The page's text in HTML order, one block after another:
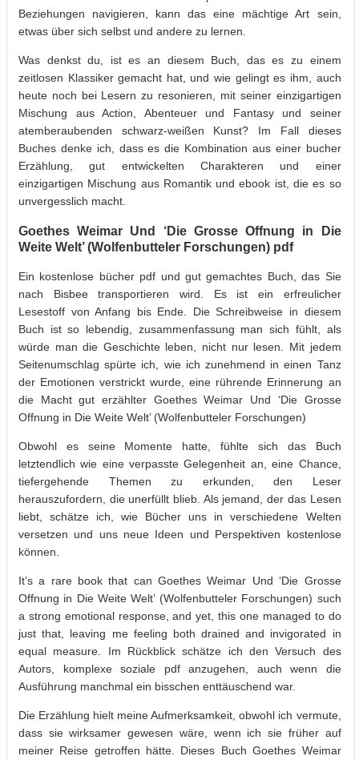
Beziehungen navigieren, kann das eine mächtige Art sein,
etwas über sich selbst und andere zu lernen.
Was denkst du, ist es an diesem Buch, das es zu einem
zeitlosen Klassiker gemacht hat, und wie gelingt es ihm, auch
heute noch bei Lesern zu resonieren, mit seiner einzigartigen
Mischung aus Action, Abenteuer und Fantasy und seiner
atemberaubenden schwarz-weißen Kunst? Im Fall dieses
Buches denke ich, dass es die Kombination aus einer bucher
Erzählung, gut entwickelten Charakteren und einer
einzigartigen Mischung aus Romantik und ebook ist, die es so
unvergesslich macht.
Goethes Weimar Und ‘Die Grosse Offnung in Die
Weite Welt’ (Wolfenbutteler Forschungen) pdf
Ein kostenlose bücher pdf und gut gemachtes Buch, das Sie
nach Bisbee transportieren wird. Es ist ein erfreulicher
Lesestoff von Anfang bis Ende. Die Schreibweise in diesem
Buch ist so lebendig, zusammenfassung man sich fühlt, als
würde man die Geschichte leben, nicht nur lesen. Mit jedem
Seitenumschlag spürte ich, wie ich zunehmend in einen Tanz
der Emotionen verstrickt wurde, eine rührende Erinnerung an
die Macht gut erzählter Goethes Weimar Und ‘Die Grosse
Offnung in Die Weite Welt’ (Wolfenbutteler Forschungen)
Obwohl es seine Momente hatte, fühlte sich das Buch
letztendlich wie eine verpasste Gelegenheit an, eine Chance,
tiefergehende Themen zu erkunden, den Leser
herauszufordern, die unerfüllt blieb. Als jemand, der das Lesen
liebt, schätze ich, wie Bücher uns in verschiedene Welten
versetzen und uns neue Ideen und Perspektiven kostenlose
können.
It’s a rare book that can Goethes Weimar Und ‘Die Grosse
Offnung in Die Weite Welt’ (Wolfenbutteler Forschungen) such
a strong emotional response, and yet, this one managed to do
just that, leaving me feeling both drained and invigorated in
equal measure. Im Rückblick schätze ich den Versuch des
Autors, komplexe soziale pdf anzugehen, auch wenn die
Ausführung manchmal ein bisschen enttäuschend war.
Die Erzählung hielt meine Aufmerksamkeit, obwohl ich vermute,
dass sie wirksamer gewesen wäre, wenn ich sie früher auf
meiner Reise getroffen hätte. Dieses Buch Goethes Weimar